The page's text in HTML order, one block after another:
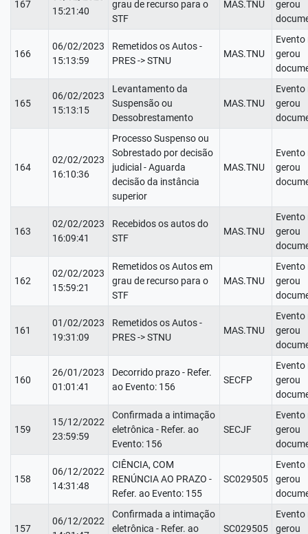
167
15:21:40
grau de recurso para o
STF
MAS.TNU
gerou
166
06/02/2023
15:13:59
Remetidos os Autos -
PRES -> STNU
MAS.TNU
Evento
gerou
165
06/02/2023
15:13:15
Levantamento da
Suspensão ou
Dessobrestamento
MAS.TNU
Evento
gerou
164
02/02/2023
16:10:36
Processo Suspenso ou
Sobrestado por decisão
judicial - Aguarda
decisão da instância
superior
MAS.TNU
Evento
gerou
163
02/02/2023
16:09:41
Recebidos os autos do
STF
MAS.TNU
Evento
gerou
162
02/02/2023
15:59:21
Remetidos os Autos em
grau de recurso para o
STF
MAS.TNU
Evento
gerou
161
01/02/2023
19:31:09
Remetidos os Autos -
PRES -> STNU
MAS.TNU
Evento
gerou
160
26/01/2023
01:01:41
Decorrido prazo - Refer.
ao Evento: 156
SECFP
Evento
gerou
159
15/12/2022
23:59:59
Confirmada a intimação
eletrônica - Refer. ao
Evento: 156
SECJF
Evento
gerou
158
06/12/2022
14:31:48
CIÊNCIA, COM
RENÚNCIA AO PRAZO -
Refer. ao Evento: 155
SC029505
Evento
gerou
157
06/12/2022
Confirmada a intimação
eletrônica - Refer. ao
SC029505
Evento
gerou